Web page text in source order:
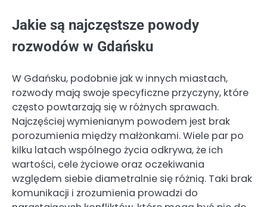
Jakie są najczęstsze powody
rozwodów w Gdańsku
W Gdańsku, podobnie jak w innych miastach,
rozwody mają swoje specyficzne przyczyny, które
często powtarzają się w różnych sprawach.
Najczęściej wymienianym powodem jest brak
porozumienia między małżonkami. Wiele par po
kilku latach wspólnego życia odkrywa, że ich
wartości, cele życiowe oraz oczekiwania
względem siebie diametralnie się różnią. Taki brak
komunikacji i zrozumienia prowadzi do